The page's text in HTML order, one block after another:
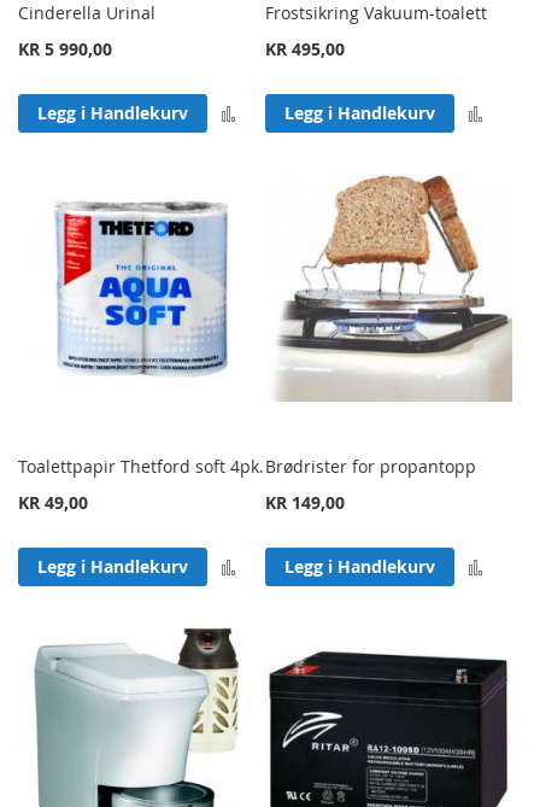
Cinderella Urinal
KR 5 990,00
Legg i Handlekurv Legg til sammenligning
Frostsikring Vakuum-toalett
KR 495,00
Legg i Handlekurv
Toalettpapir Thetford soft 4pk.
KR 49,00
Legg i Handlekurv Legg til sammenligning
Brødrister for propantopp
KR 149,00
Legg i Handlekurv